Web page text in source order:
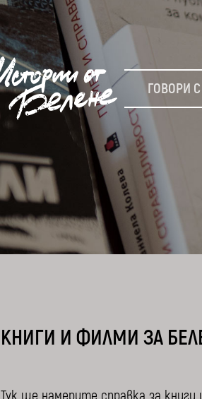
ГОВОРИ
КНИГИ И ФИЛМИ ЗА